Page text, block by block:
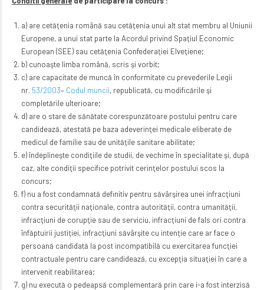
a) are cetăţenia română sau cetăţenia unui alt stat membru al Uniunii
Europene, a unui stat parte la Acordul privind Spaţiul Economic
European (SEE) sau cetăţenia Confederaţiei Elveţiene;
b) cunoaşte limba română, scris şi vorbit;
c) are capacitate de muncă în conformitate cu prevederile Legii
nr. 53/2003– Codul muncii, republicată, cu modificările şi
completările ulterioare;
d) are o stare de sănătate corespunzătoare postului pentru care
candidează, atestată pe baza adeverinţei medicale eliberate de
medicul de familie sau de unităţile sanitare abilitate;
e) îndeplineşte condiţiile de studii, de vechime în specialitate şi, după
caz, alte condiţii specifice potrivit cerinţelor postului scos la
concurs;
f) nu a fost condamnată definitiv pentru săvârşirea unei infracţiuni
contra securităţii naţionale, contra autorităţii, contra umanităţii,
infracţiuni de corupţie sau de serviciu, infracţiuni de fals ori contra
înfăptuirii justiţiei, infracţiuni săvârşite cu intenţie care ar face o
persoană candidată la post incompatibilă cu exercitarea funcţiei
contractuale pentru care candidează, cu excepţia situaţiei în care a
intervenit reabilitarea;
g) nu execută o pedeapsă complementară prin care i-a fost interzisă